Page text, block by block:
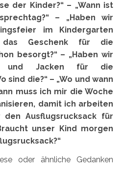
der Kinder?“ – „Wann ist
– „Haben wir
im Kindergarten
Geschenk für die
besorgt?“ – „Haben wir
und Jacken für die
sind die?“ – „Wo und wann
muss ich mir die Woche
damit ich arbeiten
den Ausflugsrucksack für
unser Kind morgen
oder ähnliche Gedanken